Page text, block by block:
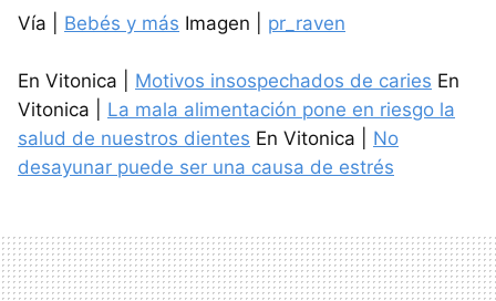
Vía | Bebés y más Imagen | pr_raven
En Vitonica | Motivos insospechados de caries En
Vitonica | La mala alimentación pone en riesgo la
salud de nuestros dientes En Vitonica | No
desayunar puede ser una causa de estrés